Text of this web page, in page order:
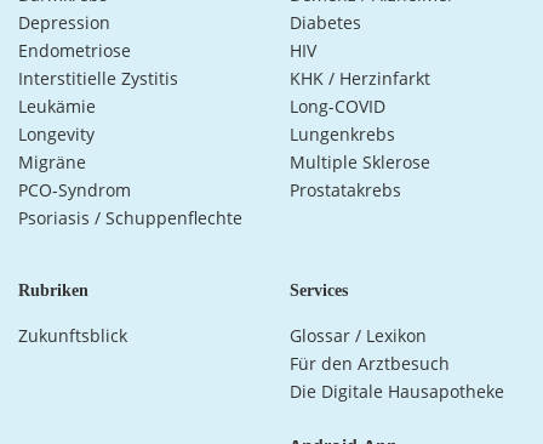
Depression
Diabetes
Endometriose
HIV
Interstitielle Zystitis
KHK / Herzinfarkt
Leukämie
Long-COVID
Longevity
Lungenkrebs
Migräne
Multiple Sklerose
PCO-Syndrom
Prostatakrebs
Psoriasis / Schuppenflechte
Rubriken
Zukunftsblick
Services
Glossar / Lexikon
Für den Arztbesuch
Die Digitale Hausapotheke